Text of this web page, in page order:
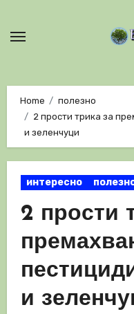
Home
полезно
2 прости трика за
и зеленчуци
интересно
2 прости
и